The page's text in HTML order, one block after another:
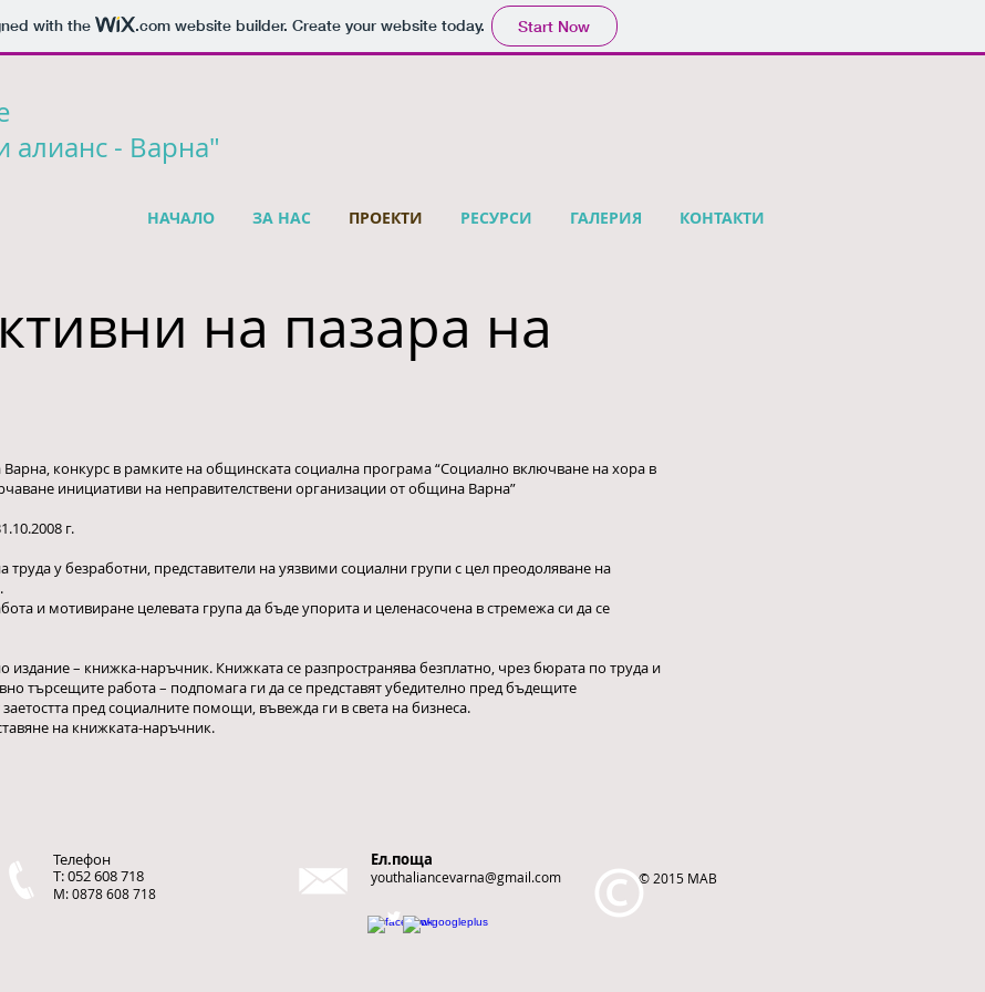
with the .comwebsite builder. Create your website today. Start Now
алианс - Варна"
НАЧАЛО ЗА НАС ПРОЕКТИ РЕСУРСИ ГАЛЕРИЯ КОНТАКТИ
на пазара на
конкурс в рамките на общинската социална програма “Социално включване на хора в
инициативи на неправителствени организации от oбщина Варна”
г.
труда у безработни, представители на уязвими социални групи с цел преодоляване на
и мотивиране целевата група да бъде упорита и целенасочена в стремежа си да се
издание – книжка-наръчник. Книжката се разпространява безплатно, чрез бюрата по труда и
търсещите работа – подпомага ги да се представят убедително пред бъдещите
пред социалните помощи, въвежда ги в света на бизнеса.
на книжката-наръчник.
Телефон
T: 052 608 718
М: 0878 608 718
Ел.поща
youthaliancevarna@gmail.com © 2015 МАВ